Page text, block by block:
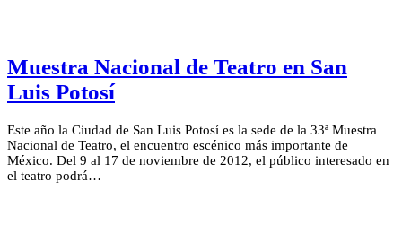
Muestra Nacional de Teatro en San
Luis Potosí
Este año la Ciudad de San Luis Potosí es la sede de la 33ª Muestra
Nacional de Teatro, el encuentro escénico más importante de
México. Del 9 al 17 de noviembre de 2012, el público interesado en
el teatro podrá…